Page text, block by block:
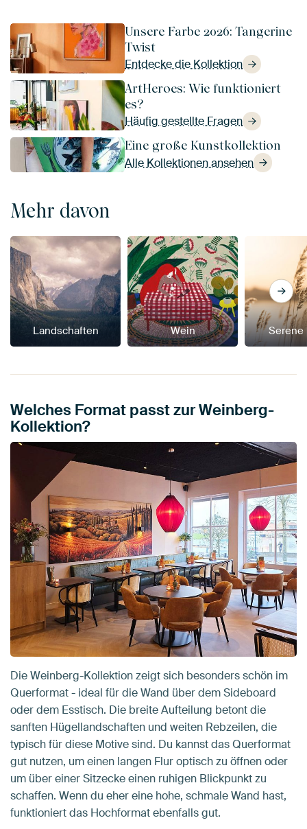
Unsere Farbe 2026: Tangerine
Twist
Entdecke die Kollektion
ArtHeroes: Wie funktioniert
es?
Häufig gestellte Fragen
Eine große Kunstkollektion
Alle Kollektionen ansehen
Mehr davon
Landschaften Wein Serene
Welches Format passt zur Weinberg-
Kollektion?
Die Weinberg-Kollektion zeigt sich besonders schön im
Querformat - ideal für die Wand über dem Sideboard
oder dem Esstisch. Die breite Aufteilung betont die
sanften Hügellandschaften und weiten Rebzeilen, die
typisch für diese Motive sind. Du kannst das Querformat
gut nutzen, um einen langen Flur optisch zu öffnen oder
um über einer Sitzecke einen ruhigen Blickpunkt zu
schaffen. Wenn du eher eine hohe, schmale Wand hast,
funktioniert das Hochformat ebenfalls gut.